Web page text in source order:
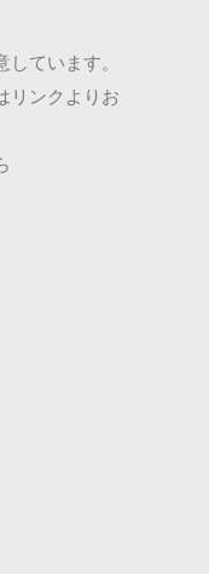
ています。
リンクよりお